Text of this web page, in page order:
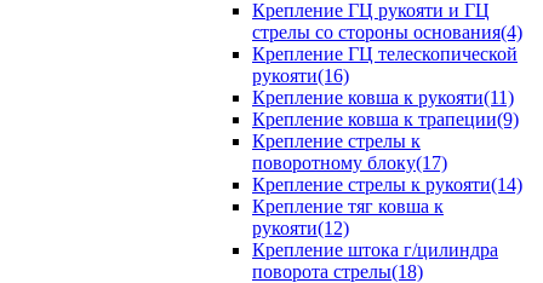
Крепление ГЦ рукояти и ГЦ
стрелы со стороны основания(4)
Крепление ГЦ телескопической
рукояти(16)
Крепление ковша к рукояти(11)
Крепление ковша к трапеции(9)
Крепление стрелы к
поворотному блоку(17)
Крепление стрелы к рукояти(14)
Крепление тяг ковша к
рукояти(12)
Крепление штока г/цилиндра
поворота стрелы(18)